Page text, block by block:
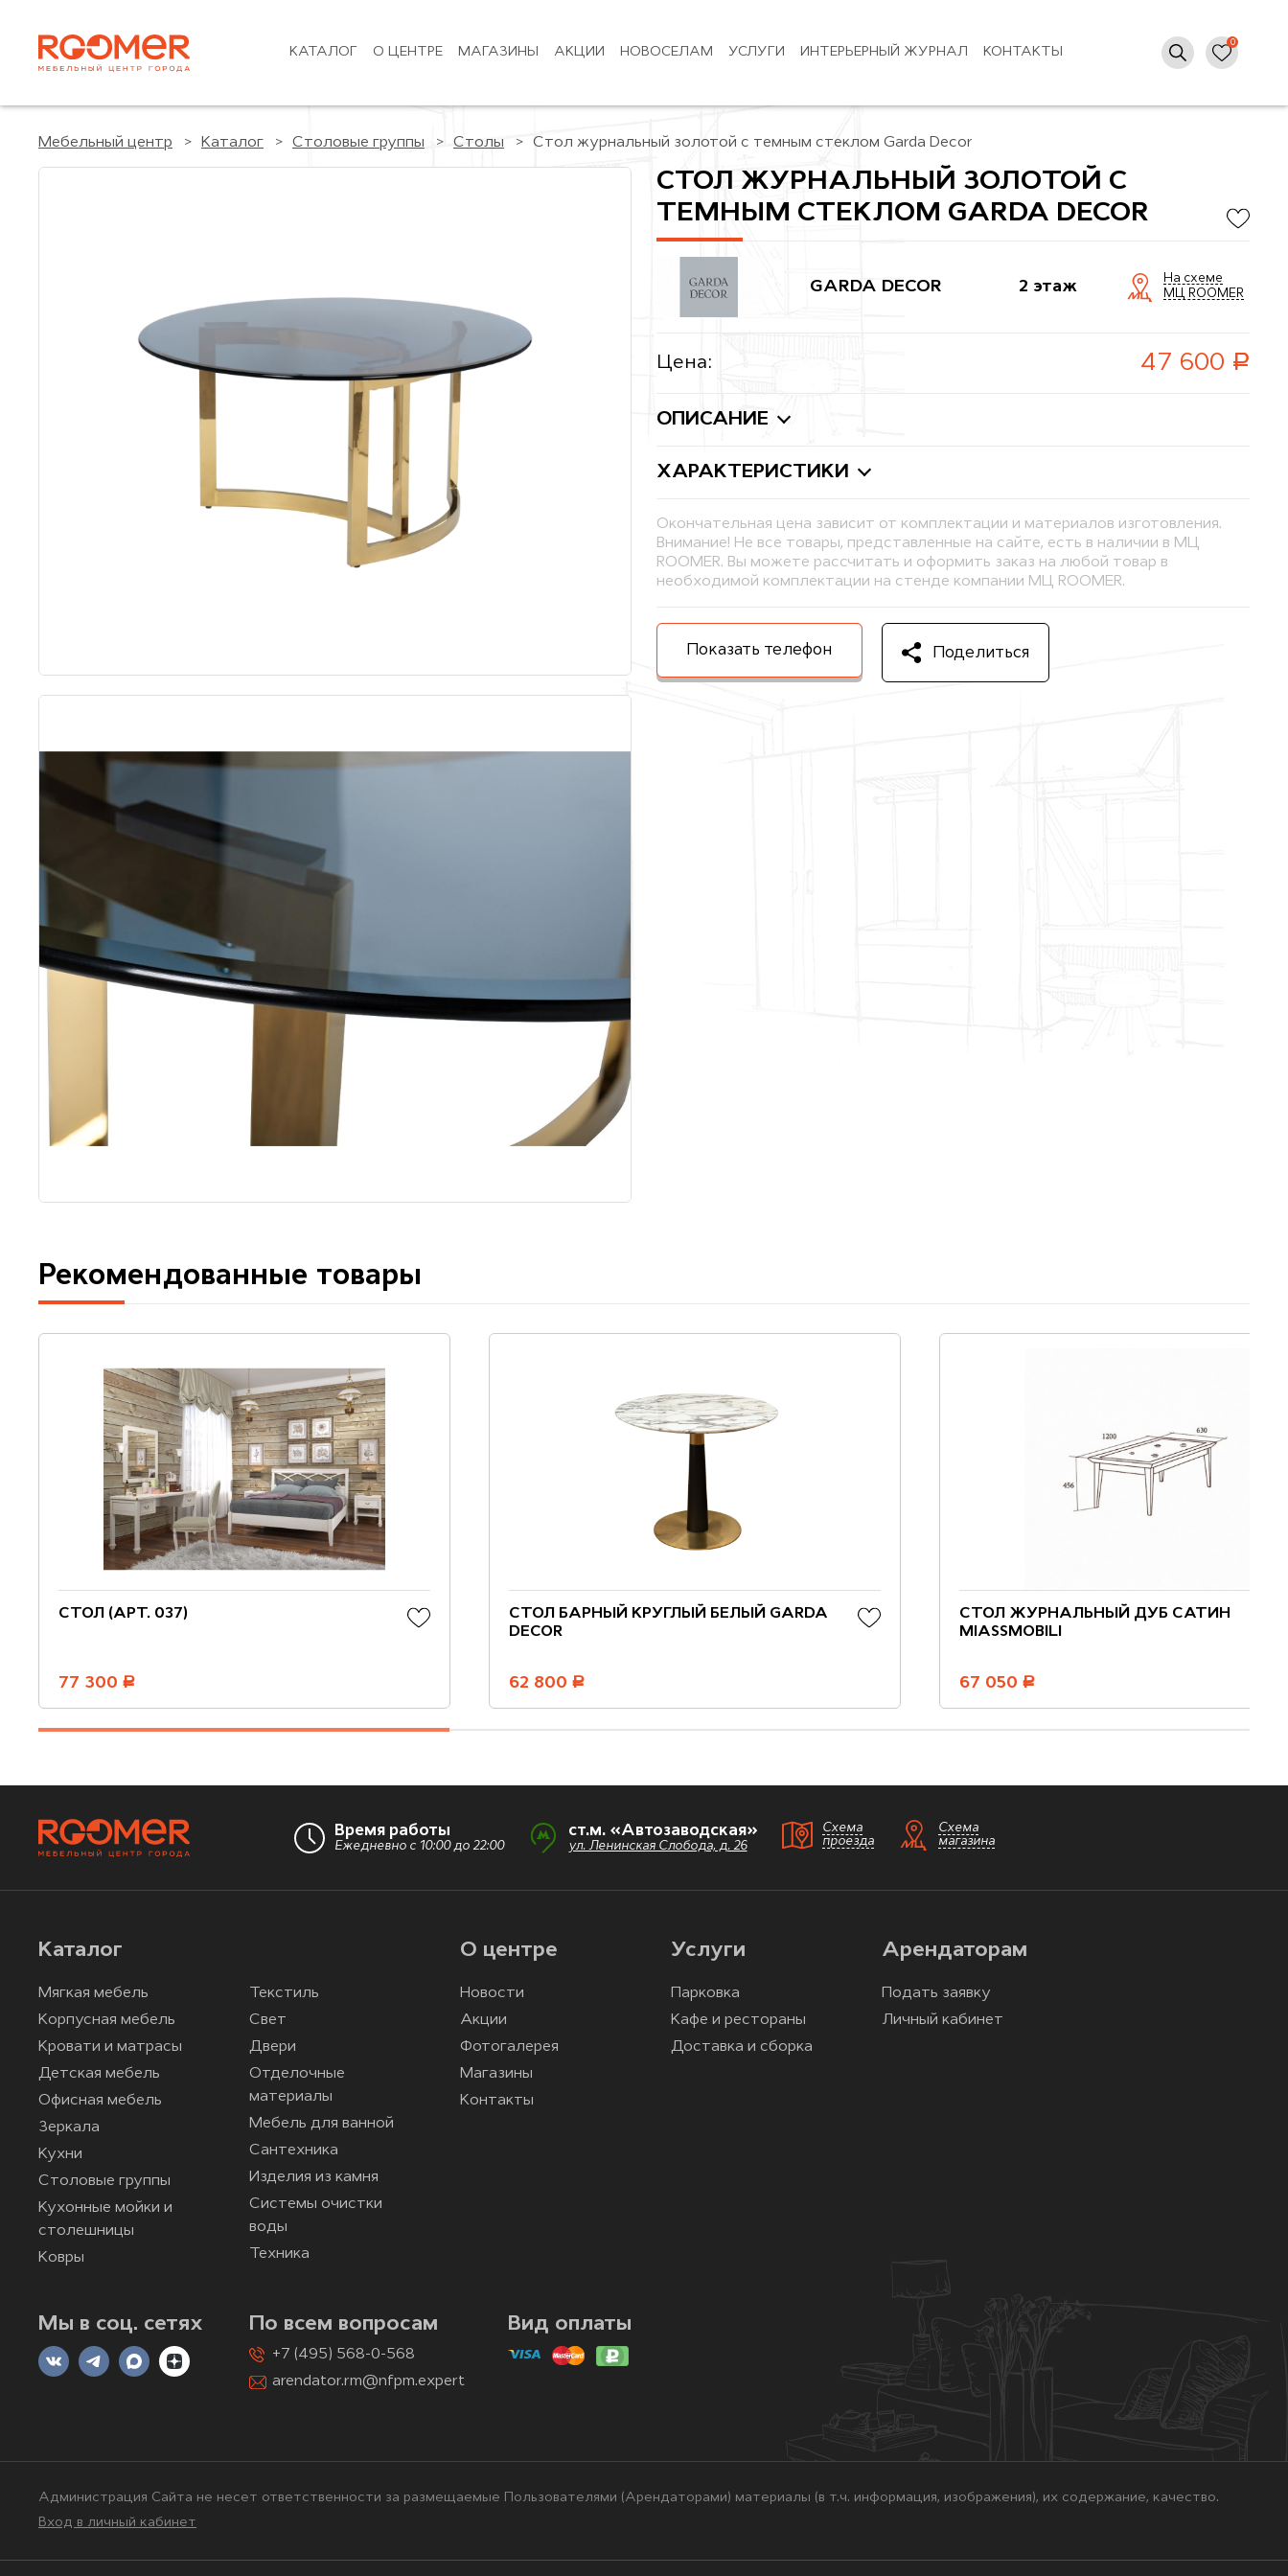
КАТАЛОГ О ЦЕНТРЕ МАГАЗИНЫ АКЦИИ НОВОСЕЛАМ УСЛУГИ ИНТЕРЬЕРНЫЙ ЖУРНАЛ КОНТАКТЫ
Мебельный центр Каталог Столовые группы Столы Стол журнальный золотой с темным стеклом Garda Decor
СТОЛ ЖУРНАЛЬНЫЙ ЗОЛОТОЙ С
ТЕМНЫМ СТЕКЛОМ GARDA DECOR
GARDA DECOR 2 этаж
На схеме
МЦ ROOMER
Цена: 47 600 руб.
ОПИСАНИЕ
ХАРАКТЕРИСТИКИ
Окончательная цена зависит от комплектации и материалов изготовления.
Внимание! Не все товары, представленные на сайте, есть в наличии в МЦ
ROOMER. Вы можете рассчитать и оформить заказ на любой товар в
необходимой комплектации на стенде компании МЦ ROOMER.
Показать телефон Поделиться
Рекомендованные товары
СТОЛ (АРТ. 037)
77 300 руб.
СТОЛ БАРНЫЙ КРУГЛЫЙ БЕЛЫЙ GARDA
DECOR
62 800 руб.
СТОЛ ЖУРНАЛЬНЫЙ ДУБ САТИН
MIASSMOBILI
67 050 руб.
Время работы
Ежедневно с 10:00 до 22:00
ст.м. «Автозаводская»
ул. Ленинская Слобода, д. 26
Схема
проезда
Схема
магазина
Каталог
Мягкая мебель
Корпусная мебель
Кровати и матрасы
Детская мебель
Офисная мебель
Зеркала
Кухни
Столовые группы
Кухонные мойки и
столешницы
Ковры
Текстиль
Свет
Двери
Отделочные
материалы
Мебель для ванной
Сантехника
Изделия из камня
Системы очистки
воды
Техника
О центре
Новости
Акции
Фотогалерея
Магазины
Контакты
Услуги
Парковка
Кафе и рестораны
Доставка и сборка
Арендаторам
Подать заявку
Личный кабинет
Мы в соц. сетях По всем вопросам
+7 (495) 568-0-568
arendator.rm@nfpm.expert
Вид оплаты
Администрация Сайта не несет ответственности за размещаемые Пользователями (Арендаторами) материалы (в т.ч. информация, изображения), их содержание, качество.
Вход в личный кабинет